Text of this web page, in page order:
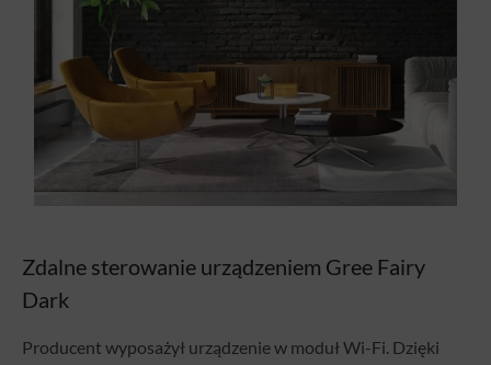
Zdalne sterowanie urządzeniem Gree Fairy
Dark
Producent wyposażył urządzenie w moduł Wi-Fi. Dzięki